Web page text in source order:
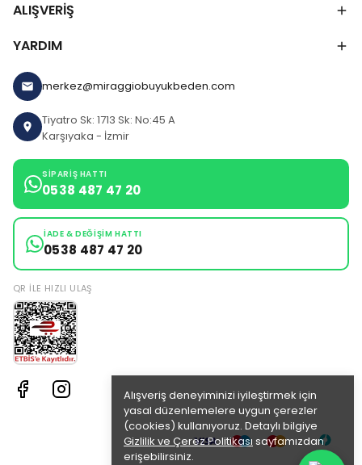
Alışveriş deneyiminizi iyileştirmek için
yasal düzenlemelere uygun çerezler
(cookies) kullanıyoruz. Detaylı bilgiye
Gizlilik ve Çerez Politikası sayfamızdan
erişebilirsiniz.
ALIŞVERİŞ
YARDIM
merkez@miraggiobuyukbeden.com
Tiyatro Sk: 1713 Sk: No:45 A
Karşıyaka - İzmir
SIPARIŞ HATTI
0538 487 47 20
İADE & DEĞIŞIM HATTI
0538 487 47 20
QR ILE HIZLI ULAŞ